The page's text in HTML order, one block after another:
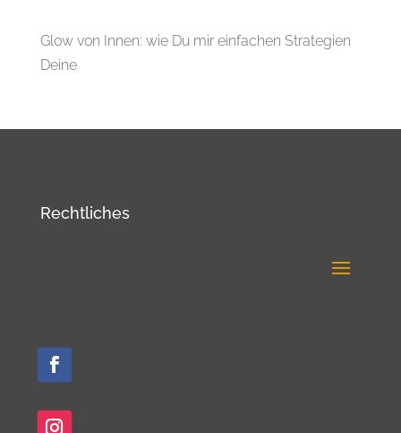
Glow von Innen: wie Du mir einfachen Strategien
Deine
Rechtliches